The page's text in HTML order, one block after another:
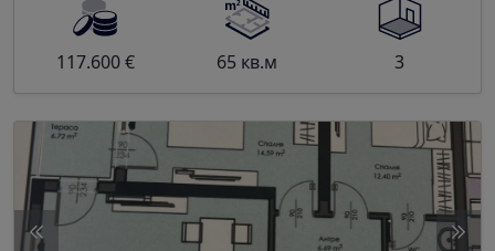
117.600 € 65 кв.м 3